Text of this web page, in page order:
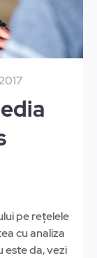
pe rețelele
cu analiza
este da, vezi